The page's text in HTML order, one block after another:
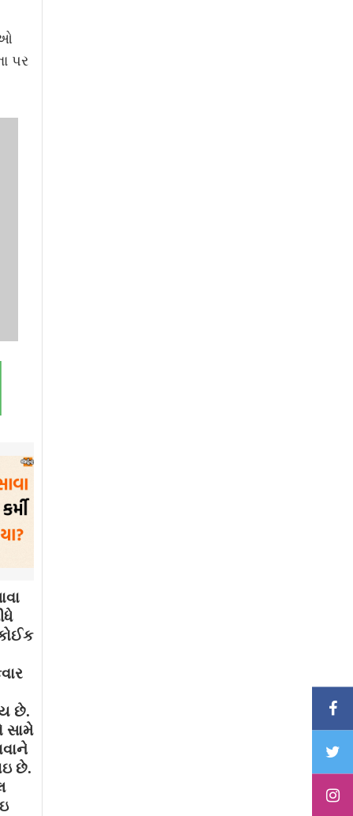
પર
છે.
સામે
છે.